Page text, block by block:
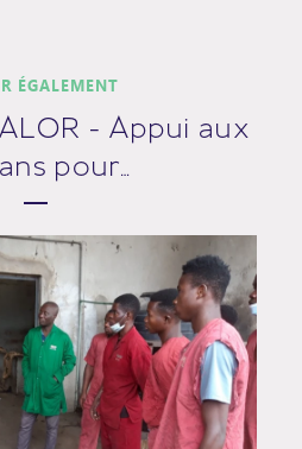
ÉGALEMENT
- Appui aux
pour…